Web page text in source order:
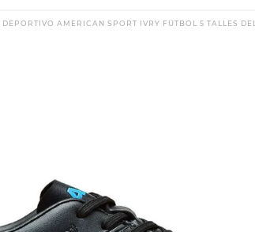
AMERICAN SPORT IVRY FÚTBOL 5 TALLES